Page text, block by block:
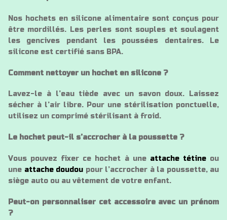
Nos hochets en silicone alimentaire sont conçus pour
être mordillés. Les perles sont souples et soulagent
les gencives pendant les poussées dentaires. Le
silicone est certifié sans BPA.
Comment nettoyer un hochet en silicone ?
Lavez-le à l’eau tiède avec un savon doux. Laissez
sécher à l’air libre. Pour une stérilisation ponctuelle,
utilisez un comprimé stérilisant à froid.
Le hochet peut-il s’accrocher à la poussette ?
Vous pouvez fixer ce hochet à une attache tétineou
une attache doudou pour l’accrocher à la poussette, au
siège auto ou au vêtement de votre enfant.
Peut-on personnaliser cet accessoire avec un prénom
?